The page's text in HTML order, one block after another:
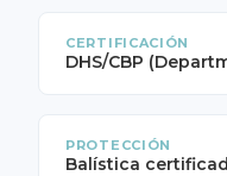
CERTIFICACIÓN
DHS/CBP
PROTECCIÓN
Balística